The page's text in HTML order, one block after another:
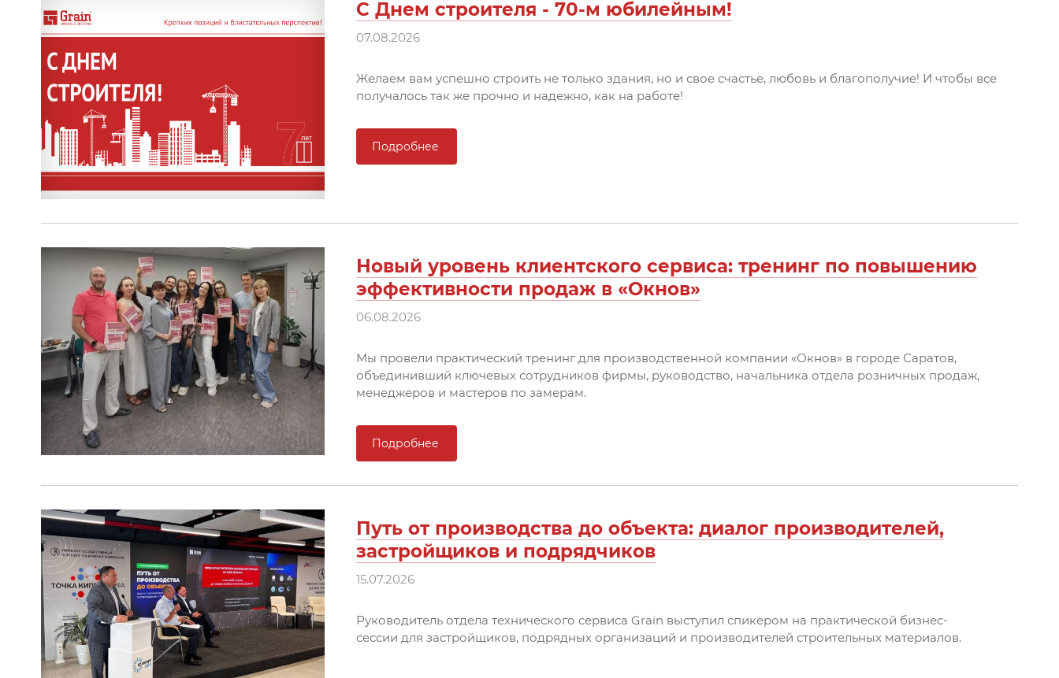
С Днем строителя - 70-м юбилейным!
07.08.2026
Желаем вам успешно строить не только здания, но и свое счастье, любовь и благополучие! И чтобы все
получалось так же прочно и надежно, как на работе!
Подробнее
Новый уровень клиентского сервиса: тренинг по повышению
эффективности продаж в «Окнов»
06.08.2026
Мы провели практический тренинг для производственной компании «Окнов» в городе Саратов,
объединивший ключевых сотрудников фирмы, руководство, начальника отдела розничных продаж,
менеджеров и мастеров по замерам.
Подробнее
Путь от производства до объекта: диалог производителей,
застройщиков и подрядчиков
15.07.2026
Руководитель отдела технического сервиса Grain выступил спикером на практической бизнес-
сессии для застройщиков, подрядных организаций и производителей строительных материалов.